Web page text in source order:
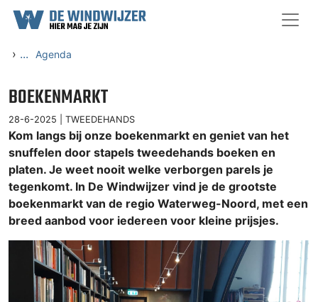
Ga naar content
› ... Agenda
BOEKENMARKT
28-6-2025 | TWEEDEHANDS
Kom langs bij onze boekenmarkt en geniet van het
snuffelen door stapels tweedehands boeken en
platen. Je weet nooit welke verborgen parels je
tegenkomt. In De Windwijzer vind je de grootste
boekenmarkt van de regio Waterweg-Noord, met een
breed aanbod voor iedereen voor kleine prijsjes.